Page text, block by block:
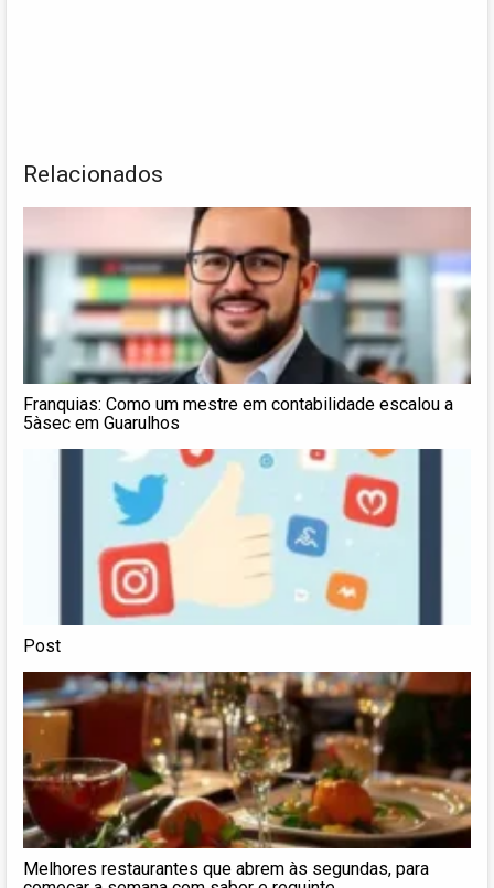
Relacionados
Franquias: Como um mestre em contabilidade escalou a
5àsec em Guarulhos
Post
Melhores restaurantes que abrem às segundas, para